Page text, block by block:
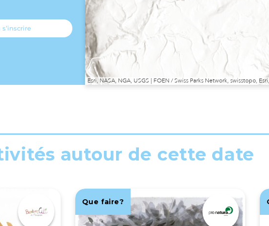
Esri, NASA, NGA, USGS | FOEN / Swiss Parks Network, swisstopo,
autour de cette date
Que faire?